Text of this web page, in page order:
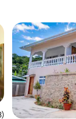
promedio: 4.57 de